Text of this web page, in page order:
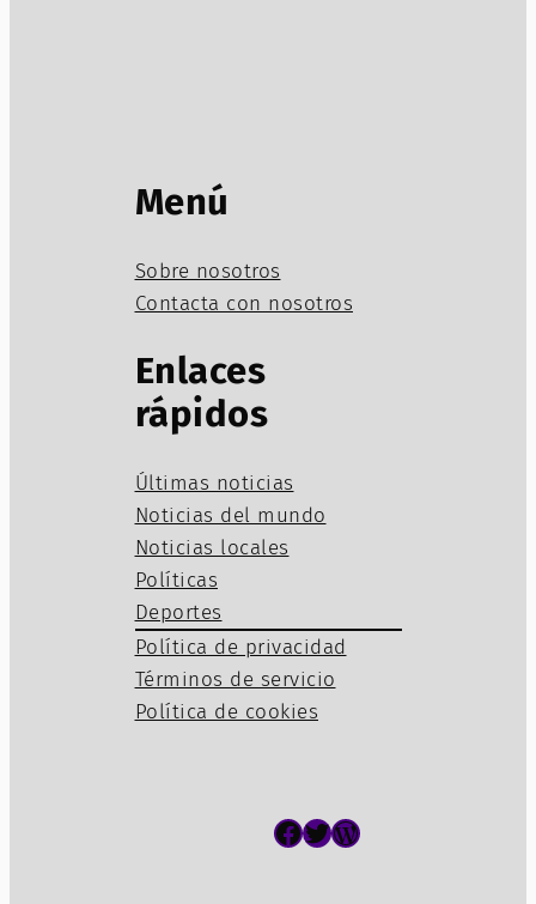
Menú
Sobre nosotros
Contacta con nosotros
Enlaces
rápidos
Últimas noticias
Noticias del mundo
Noticias locales
Políticas
Deportes
Política de privacidad
Términos de servicio
Política de cookies
Facebook Twitter WordPress